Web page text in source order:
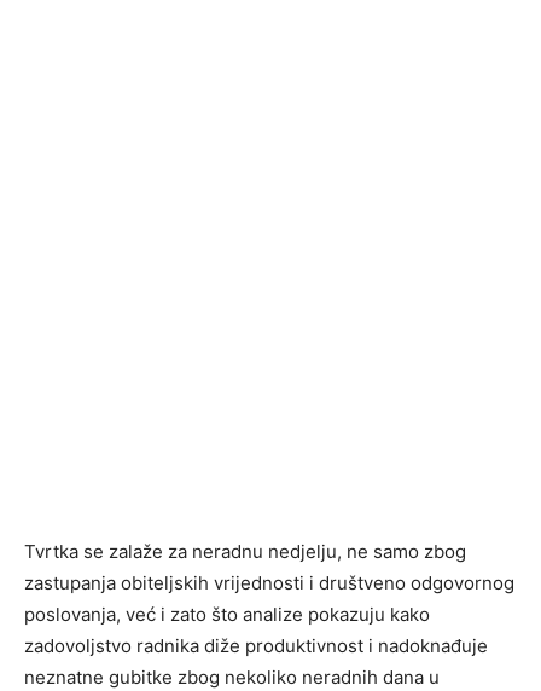
Tvrtka se zalaže za neradnu nedjelju, ne samo zbog
zastupanja obiteljskih vrijednosti i društveno odgovornog
poslovanja, već i zato što analize pokazuju kako
zadovoljstvo radnika diže produktivnost i nadoknađuje
neznatne gubitke zbog nekoliko neradnih dana u